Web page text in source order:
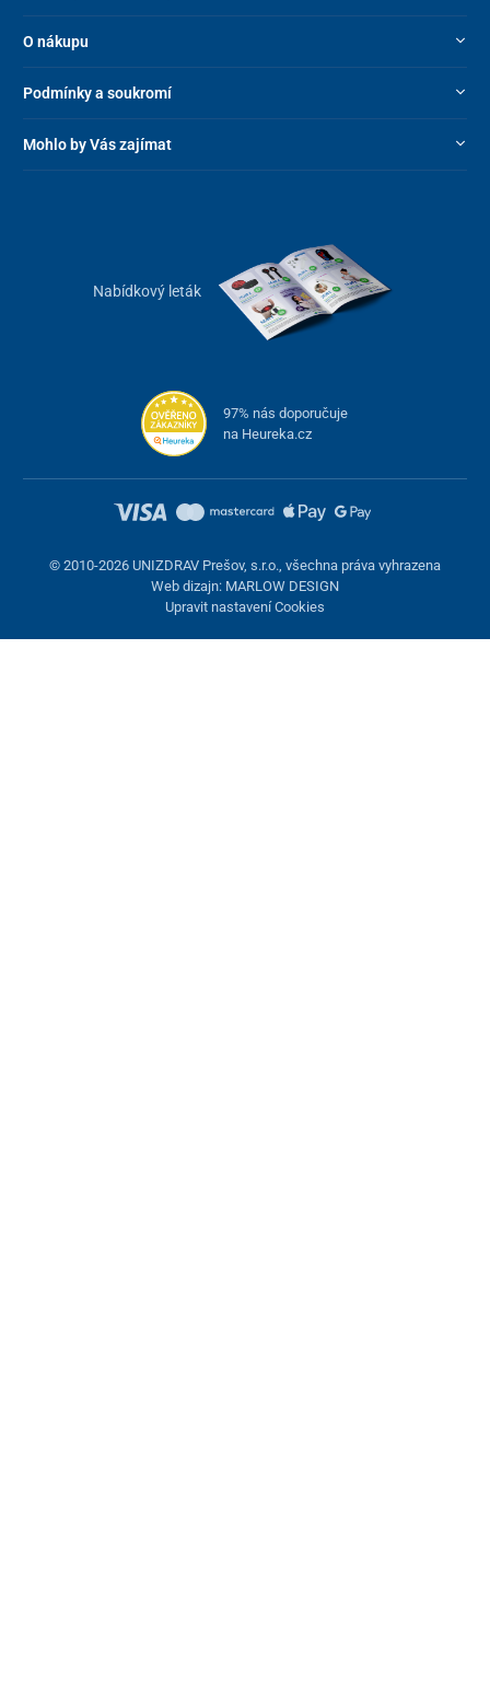
O nákupu
Podmínky a soukromí
Mohlo by Vás zajímat
Nabídkový leták
97% nás doporučuje
na Heureka.cz
© 2010-2026 UNIZDRAV Prešov, s.r.o., všechna práva vyhrazena
Web dizajn: MARLOW DESIGN
Upravit nastavení Cookies